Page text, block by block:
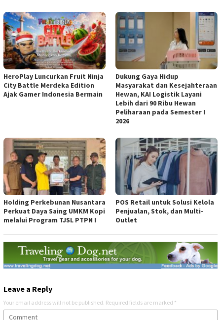
HeroPlay Luncurkan Fruit Ninja
City Battle Merdeka Edition
Ajak Gamer Indonesia Bermain
Dukung Gaya Hidup
Masyarakat dan Kesejahteraan
Hewan, KAI Logistik Layani
Lebih dari 90 Ribu Hewan
Peliharaan pada Semester I
2026
Holding Perkebunan Nusantara
Perkuat Daya Saing UMKM Kopi
melalui Program TJSL PTPN I
POS Retail untuk Solusi Kelola
Penjualan, Stok, dan Multi-
Outlet
Leave a Reply
Your email address will not be published. Required fields are marked *